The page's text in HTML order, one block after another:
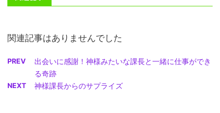
関連記事はありませんでした
PREV
出会いに感謝！神様みたいな課長と一緒に仕事ができ
る奇跡
NEXT 神様課長からのサプライズ